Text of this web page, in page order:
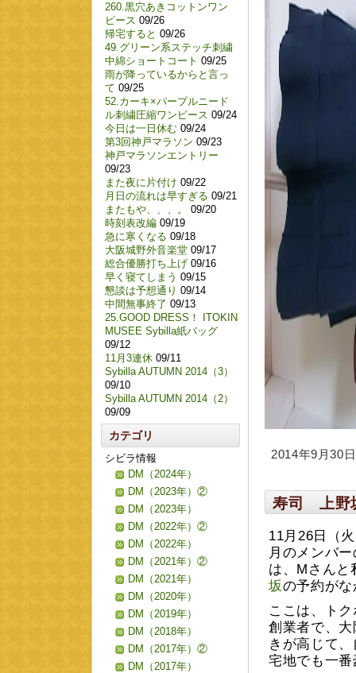
2014年9月30
寿司 上野
11月26日（
月のメンバ
は、Mさんと
坂の予約が
ここは、ト
創業者で、
きが高じて
宅地でも一
260.黒穴あきコットンワン
ピース 09/26
帰宅すると 09/26
49.グリーン系ステッチ刺繍
中綿ショートコート 09/25
雨が降っているからと言っ
て 09/25
52.カーキ×パープルニード
ル刺繍圧縮ワンピース 09/24
今日は一日休む 09/24
第3回神戸マラソン 09/23
神戸マラソンエントリー
09/23
また夜に片付け 09/22
月日の流れは早すぎる 09/21
またもや、、、。
09/20
時刻表改編 09/19
急に寒くなる 09/18
大阪城野外音楽堂 09/17
総合優勝打ち上げ 09/16
早く寝てしまう 09/15
懇談は予想通り 09/14
中間無事終了 09/13
25.GOOD DRESS！ ITOKIN
MUSEE Sybilla紙バッグ
09/12
11月3連休 09/11
Sybilla AUTUMN 2014（3）
09/10
Sybilla AUTUMN 2014（2）
09/09
カテゴリ
シビラ情報
DM（2024年）
DM（2023年）②
DM（2023年）
DM（2022年）②
DM（2022年）
DM（2021年）②
DM（2021年）
DM（2020年）
DM（2019年）
DM（2018年）
DM（2017年）②
DM（2017年）